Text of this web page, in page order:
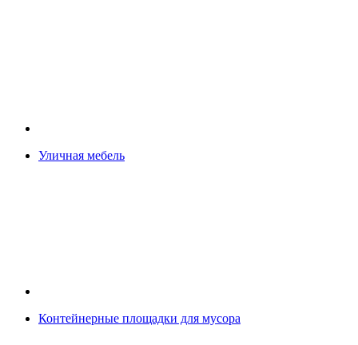
Уличная мебель
Контейнерные площадки для мусора